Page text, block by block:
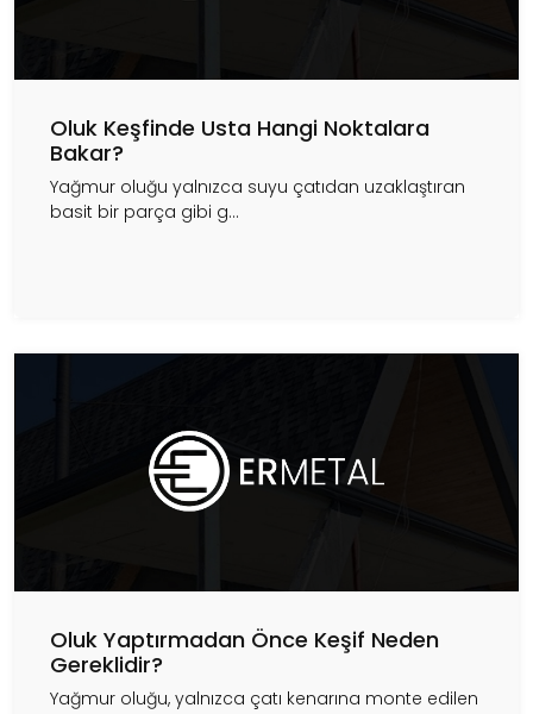
Oluk Keşfinde Usta Hangi Noktalara
Bakar?
Yağmur oluğu yalnızca suyu çatıdan uzaklaştıran
basit bir parça gibi g...
Oluk Yaptırmadan Önce Keşif Neden
Gereklidir?
Yağmur oluğu, yalnızca çatı kenarına monte edilen